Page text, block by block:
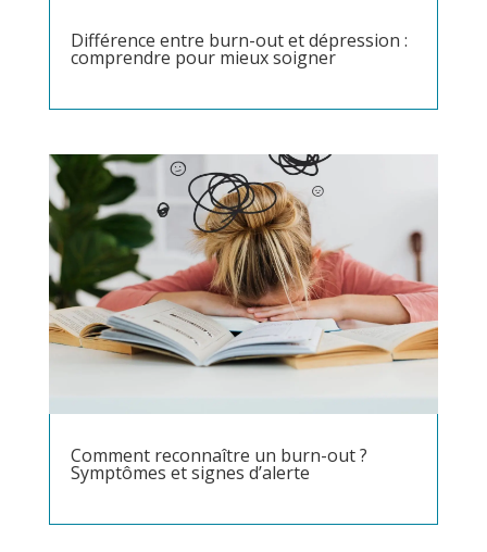
Différence entre burn-out et dépression :
comprendre pour mieux soigner
Comment reconnaître un burn-out ?
Symptômes et signes d’alerte